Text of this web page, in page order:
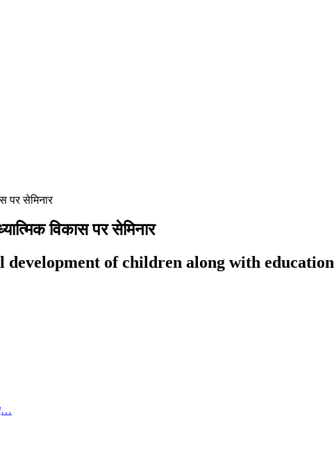
पर सेमिनार
विकास पर सेमिनार
development of children along with education